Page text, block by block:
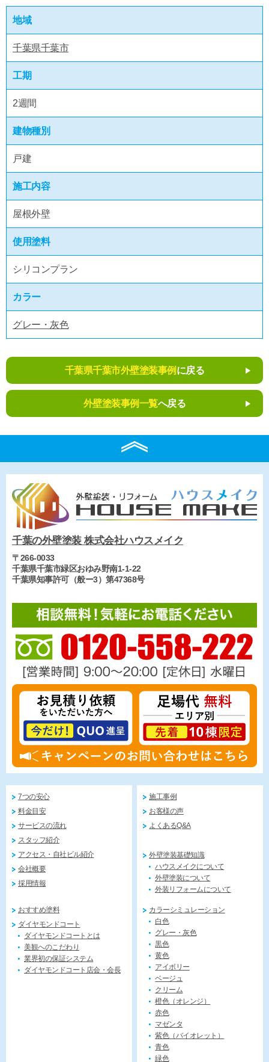
地域
千葉県千葉市
工期
2週間
建物種別
戸建
施工内容
屋根外壁
使用塗料
シリコンプラン
カラー
グレー・灰色
千葉県千葉市外壁塗装事例 に戻る
外壁塗装事例一覧へ戻る
千葉の外壁塗装 株式会社ハウスメイク
〒266-0033
千葉県千葉市緑区おゆみ野南1-1-22
千葉県知事許可（般ー3）第47368号
7つの安心
料金目安
サービスの流れ
スタッフ紹介
アクセス・自社ビル紹介
会社概要
採用情報
施工事例
お客様の声
よくあるQ&A
外壁塗装基礎知識
ハウスメイクについて
外壁塗装について
外装リフォームについて
おすすめ塗料
ダイヤモンドコート
ダイヤモンドコートとは
美観へのこだわり
業界初の保証システム
ダイヤモンドコート店会・会長
カラーシミュレーション
白色
グレー・灰色
黒色
黄色
アイボリー
ベージュ
クリーム
橙色（オレンジ）
赤色
マゼンタ
紫色（バイオレット）
青色
緑色